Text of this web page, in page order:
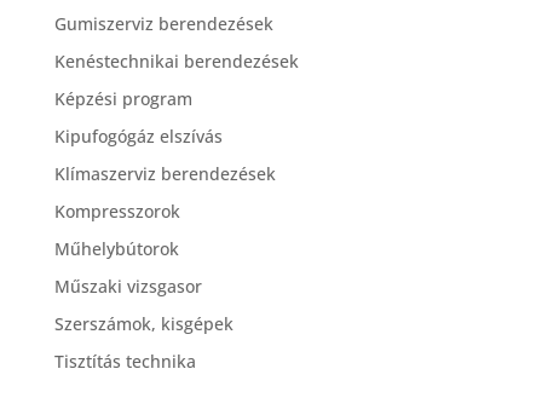
Gumiszerviz berendezések
Kenéstechnikai berendezések
Képzési program
Kipufogógáz elszívás
Klímaszerviz berendezések
Kompresszorok
Műhelybútorok
Műszaki vizsgasor
Szerszámok, kisgépek
Tisztítás technika